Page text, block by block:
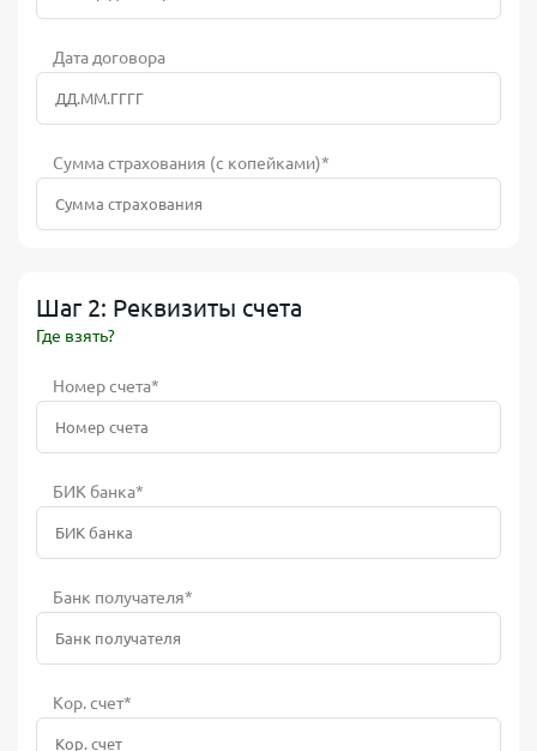
Дата договора
Сумма страхования (с копейками)*
Шаг 2: Реквизиты счета
Где взять?
Номер счета*
БИК банка*
Банк получателя*
Кор. счет*